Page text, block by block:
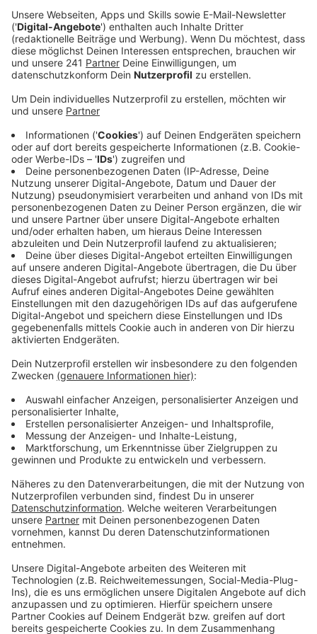
Anzeige
Ein Promi, keine Fragen und fünf
Anzeige
Wenn ein Popstar, Comedian, Schauspieler oder
Politiker bei uns zu Besuch ist, stellt er sich auch dem
besonderen Video-Interview „Fünf für". Dabei wird
keine einzige Frage gestellt, sondern dem Gast
einfach fünf Dinge in die Hand gedrückt, zu denen er
das erzählt, was ihm als Erstes einfällt. Keine
Standardantworten, keine Promotionaussagen -
sondern ganz persönliche Geschichten - das ist „Fünf
für"!
Anzeige
Wir benötigen Ihre
Zustimmung, um den YouTube
Video-Service zu laden!
Wir verwenden einen Service eines
Drittanbieters, um Videoinhalte
einzubetten. Dieser Service kann
Daten zu Ihren Aktivitäten
sammeln. Bitte lesen Sie die
Details durch und stimmen Sie der
Video anzusehen.
Mehr Informationen
Fünf für Frida Gold